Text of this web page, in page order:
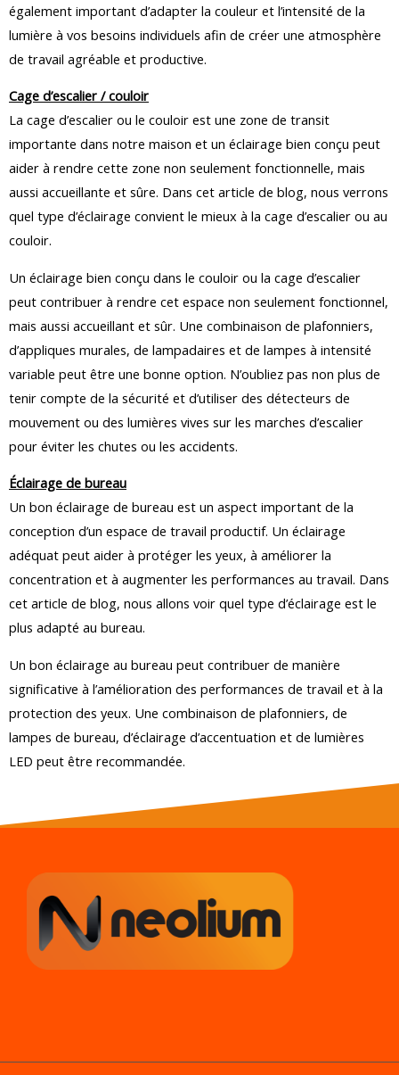
également important d’adapter la couleur et l’intensité de la
lumière à vos besoins individuels afin de créer une atmosphère
de travail agréable et productive.
Cage d’escalier / couloir
La cage d’escalier ou le couloir est une zone de transit
importante dans notre maison et un éclairage bien conçu peut
aider à rendre cette zone non seulement fonctionnelle, mais
aussi accueillante et sûre. Dans cet article de blog, nous verrons
quel type d’éclairage convient le mieux à la cage d’escalier ou au
couloir.
Un éclairage bien conçu dans le couloir ou la cage d’escalier
peut contribuer à rendre cet espace non seulement fonctionnel,
mais aussi accueillant et sûr. Une combinaison de plafonniers,
d’appliques murales, de lampadaires et de lampes à intensité
variable peut être une bonne option. N’oubliez pas non plus de
tenir compte de la sécurité et d’utiliser des détecteurs de
mouvement ou des lumières vives sur les marches d’escalier
pour éviter les chutes ou les accidents.
Éclairage de bureau
Un bon éclairage de bureau est un aspect important de la
conception d’un espace de travail productif. Un éclairage
adéquat peut aider à protéger les yeux, à améliorer la
concentration et à augmenter les performances au travail. Dans
cet article de blog, nous allons voir quel type d’éclairage est le
plus adapté au bureau.
Un bon éclairage au bureau peut contribuer de manière
significative à l’amélioration des performances de travail et à la
protection des yeux. Une combinaison de plafonniers, de
lampes de bureau, d’éclairage d’accentuation et de lumières
LED peut être recommandée.